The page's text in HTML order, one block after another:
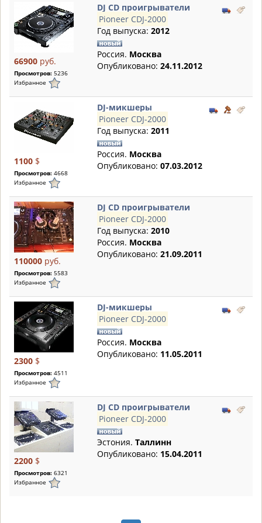
66900 руб.
Просмотров: 5236
Избранное
DJ CD проигрыватели
Pioneer CDJ-2000
Год выпуска: 2012
Россия. Москва
Опубликовано: 24.11.2012
1100 $
Просмотров: 4668
Избранное
DJ-микшеры
Pioneer CDJ-2000
Год выпуска: 2011
Россия. Москва
Опубликовано: 07.03.2012
110000 руб.
Просмотров: 5583
Избранное
DJ CD проигрыватели
Pioneer CDJ-2000
Год выпуска: 2010
Россия. Москва
Опубликовано: 21.09.2011
2300 $
Просмотров: 4511
Избранное
DJ-микшеры
Pioneer CDJ-2000
Россия. Москва
Опубликовано: 11.05.2011
2200 $
Просмотров: 6321
Избранное
DJ CD проигрыватели
Pioneer CDJ-2000
Эстония. Таллинн
Опубликовано: 15.04.2011